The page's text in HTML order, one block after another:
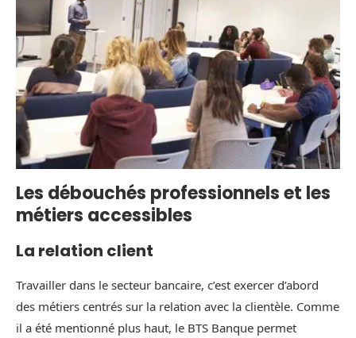
Les débouchés professionnels et les
métiers accessibles
La relation client
Travailler dans le secteur bancaire, c’est exercer d’abord
des métiers centrés sur la relation avec la clientèle. Comme
il a été mentionné plus haut, le BTS Banque permet